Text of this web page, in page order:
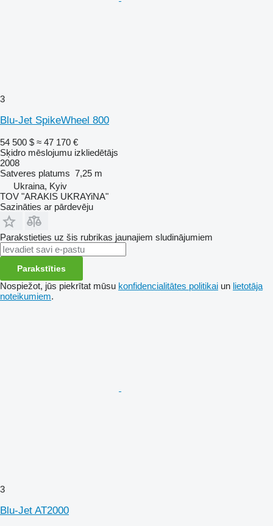
3
Blu-Jet SpikeWheel 800
54 500 $ ≈ 47 170 €
Sķidro mēslojumu izkliedētājs
2008
Satveres platums 7,25 m
Ukraina, Kyiv
TOV "ARAKIS UKRAYiNA"
Sazināties ar pārdevēju
Parakstieties uz šis rubrikas jaunajiem sludinājumiem
Parakstīties
Nospiežot, jūs piekrītat mūsu konfidencialitātes politikai un lietotāja
noteikumiem.
3
Blu-Jet AT2000